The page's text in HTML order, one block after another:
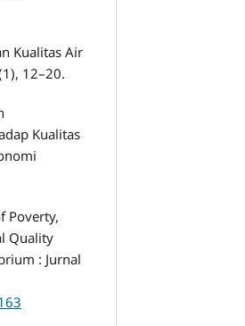
Kualitas Air
12–20.
Kualitas
Poverty,
Quality
: Jurnal